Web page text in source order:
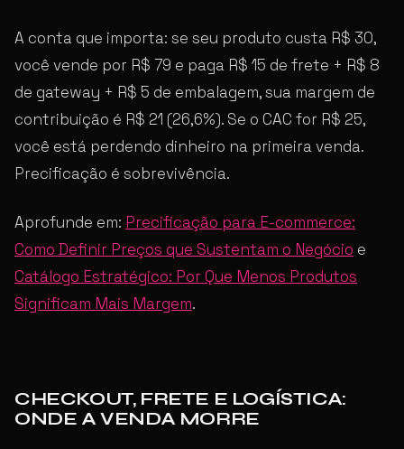
A conta que importa: se seu produto custa R$ 30,
você vende por R$ 79 e paga R$ 15 de frete + R$ 8
de gateway + R$ 5 de embalagem, sua margem de
contribuição é R$ 21 (26,6%). Se o CAC for R$ 25,
você está perdendo dinheiro na primeira venda.
Precificação é sobrevivência.
Aprofunde em: Precificação para E-commerce:
Como Definir Preços que Sustentam o Negócio e
Catálogo Estratégico: Por Que Menos Produtos
Significam Mais Margem.
CHECKOUT, FRETE E LOGÍSTICA:
ONDE A VENDA MORRE